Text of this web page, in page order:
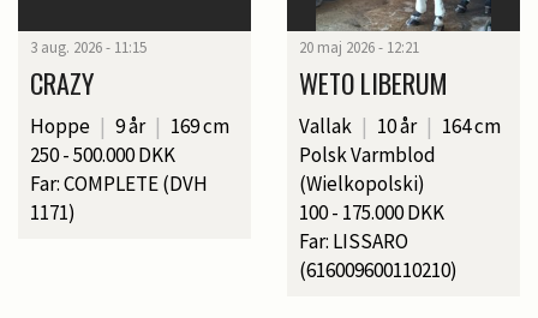
3 aug. 2026 - 11:15
CRAZY
Hoppe | 9 år | 169 cm
250 - 500.000 DKK
Far: COMPLETE (DVH
1171)
20 maj 2026 - 12:21
WETO LIBERUM
Vallak | 10 år | 164 cm
Polsk Varmblod
(Wielkopolski)
100 - 175.000 DKK
Far: LISSARO
(616009600110210)